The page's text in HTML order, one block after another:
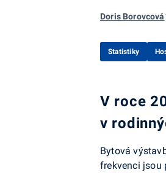
Doris Borovcová
Statistiky
V roce
v
Bytová
frekvenci jsou